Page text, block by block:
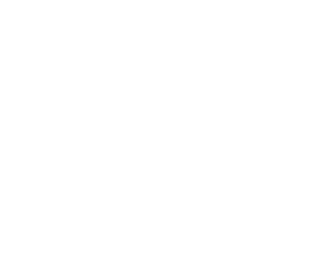
den im Sondergesetz vom 6. Januar 1989 über den
vorgesehenen Fällen – auch in deutscher Sprache